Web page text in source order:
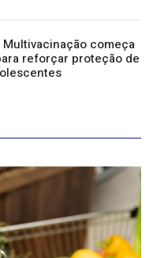
Multivacinação começa
reforçar proteção de